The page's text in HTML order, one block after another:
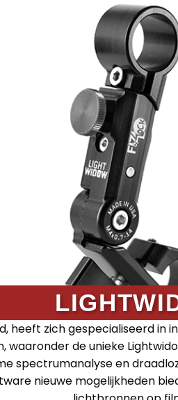
heeft zich gespecialiseerd
waaronder de unieke
spectrumanalyse en
nieuwe mogelijkheden